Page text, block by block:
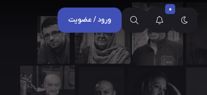
0
ورود / عضویت